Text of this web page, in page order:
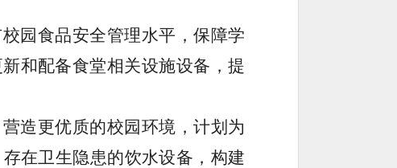
园食品安全管理水平，保障学
和配备食堂相关设施设备，提
造更优质的校园环境，计划为
在卫生隐患的饮水设备，构建